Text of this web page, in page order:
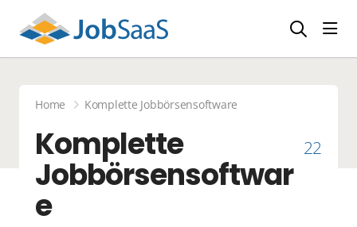
Home Komplette Jobbörsensoftware
Komplette
Jobbörsensoftwar
e
22